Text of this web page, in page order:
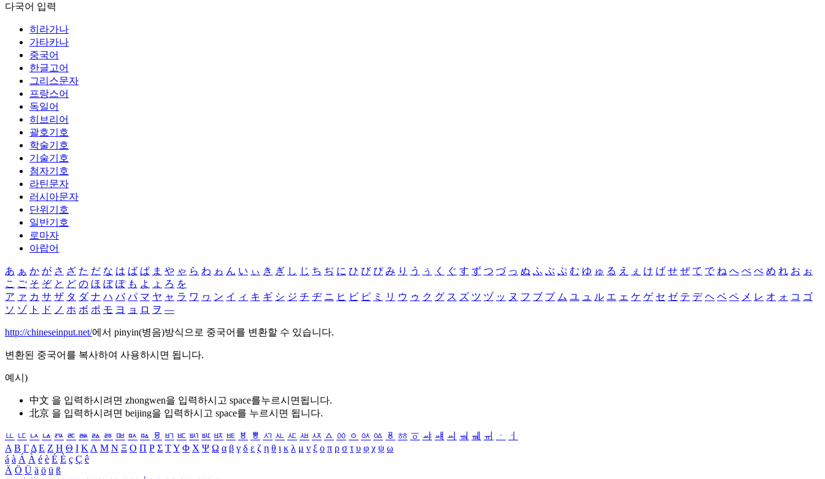
다국어 입력
히라가나
가타카나
중국어
한글고어
그리스문자
프랑스어
독일어
히브리어
괄호기호
학술기호
기술기호
첨자기호
라틴문자
러시아문자
단위기호
일반기호
로마자
아랍어
あ ぁ か が さ ざ た だ な は ば ぱ ま や ゃ ら わ ゎ ん い ぃ き ぎ し じ ち ぢ に ひ び ぴ み り う ぅ く ぐ す ず つ づ っ ぬ ふ ぶ ぷ む ゆ ゅ る え ぇ け げ せ ぜ て で ね へ べ ぺ め れ お ぉ
こ ご そ ぞ と ど の ほ ぼ ぽ も よ ょ ろ を
ア ァ カ サ ザ タ ダ ナ ハ バ パ マ ヤ ャ ラ ワ ヮ ン イ ィ キ ギ シ ジ チ ヂ ニ ヒ ビ ピ ミ リ ウ ゥ ク グ ス ズ ツ ヅ ッ ヌ フ ブ プ ム ユ ュ ル エ ェ ケ ゲ セ ゼ テ デ ヘ ベ ペ メ レ オ ォ コ ゴ
ソ ゾ ト ド ノ ホ ボ ポ モ ヨ ョ ロ ヲ ―
http://chineseinput.net/에서 pinyin(병음)방식으로 중국어를 변환할 수 있습니다.
변환된 중국어를 복사하여 사용하시면 됩니다.
예시)
中文 을 입력하시려면 zhongwen을 입력하시고 space를누르시면됩니다.
北京 을 입력하시려면 beijing을 입력하시고 space를 누르시면 됩니다.
ㅥ ㅦ ㅧ ㅨ ㅩ ㅪ ㅫ ㅬ ㅭ ㅮ ㅯ ㅰ ㅱ ㅲ ㅳ ㅴ ㅵ ㅶ ㅷ ㅸ ㅹ ㅺ ㅻ ㅼ ㅽ ㅾ ㅿ ㆀ ㆁ ㆂ ㆃ ㆄ ㆅ ㆆ ㆇ ㆈ ㆉ ㆊ ㆋ ㆌ ㆍ
ㆎ
Α Β ΓΔ Ε Ζ Η Θ Ι ΚΛ Μ Ν Ξ Ο Π Ρ Σ ΤΥ Φ Χ Ψ Ω α β γ δ ε ζ η θ ι κ λ μ ν ξ ο π ρ σ τ υ φ χ ψ ω
á à Á À é è É È ç Ç ê
Ä Ö Ü ä ö ü ß